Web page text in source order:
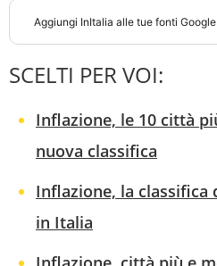
Aggiungi InItalia alle tue fonti
SCELTI PER VOI:
Inflazione, le 10 città
nuova classifica
Inflazione, la classifica
in Italia